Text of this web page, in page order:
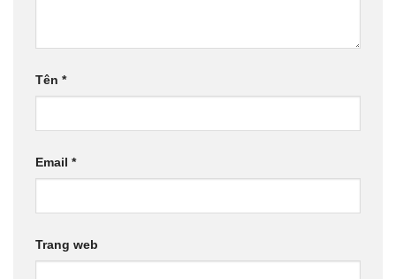
Tên *
Email *
Trang web